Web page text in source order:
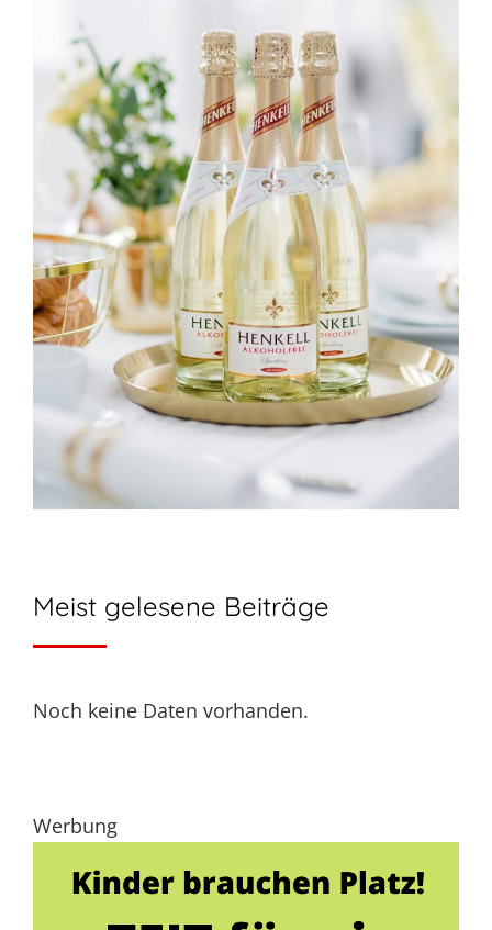
Meist gelesene Beiträge
Noch keine Daten vorhanden.
Werbung